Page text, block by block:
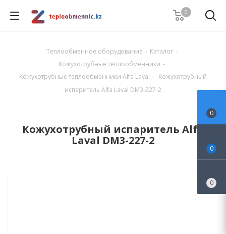
0
Теплообменное оборудование - Каталог -
Кожухотрубные теплообменники -
Кожухотрубные теплообменники Alfa Laval - Кожухотрубный
испаритель Alfa Laval DM3-227-2
Кожухотрубный испаритель Alfa
Laval DM3-227-2
0
0
0